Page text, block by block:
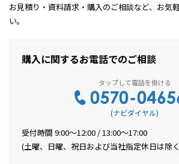
お見積り・資料請求・購入のご相談など、お気
い。
購入に関するお電話でのご相談
(ナビダイヤル)
受付時間 9:00〜12:00 / 13:00〜17:00
(土曜、日曜、祝日および当社指定休日は除